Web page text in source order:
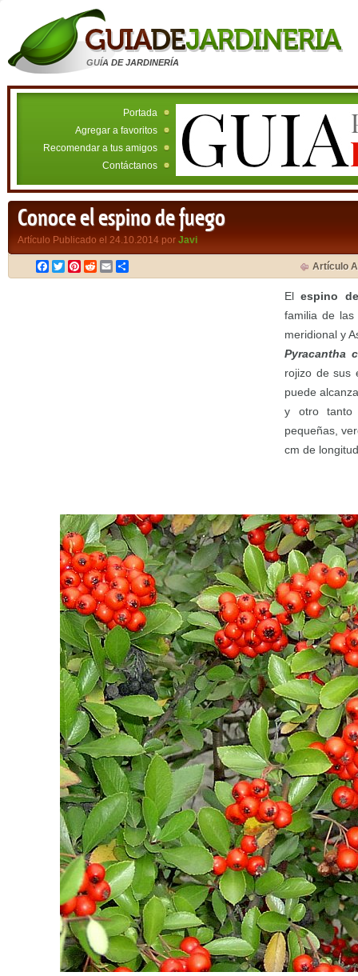
GUÍA DE JARDINERÍA
Portada
Agregar a favoritos
Recomendar a tus amigos
Contáctanos
Conoce el espino de fuego
Artículo Publicado el 24.10.2014 por Javi
Facebook
TwitterPinterest
RedditEmail Artículo
Elespino
familia de las
meridional y
Pyracantha
rojizo de sus
puede
y otro tanto
pequeñas,
cm de